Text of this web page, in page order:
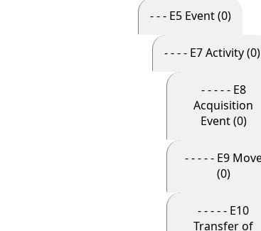
- - - E5 Event (0)
- - - - E7 Activity (0)
- - - - - E8
Acquisition
Event (0)
- - - - - E9 Move
(0)
- - - - - E10
Transfer of